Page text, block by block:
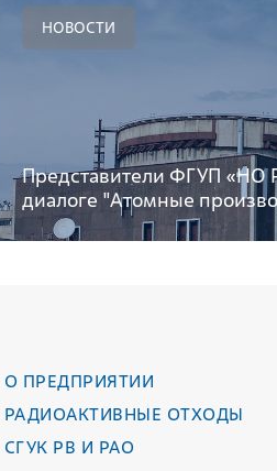
НОВОСТИ
Представители ФГУП «НО
диалоге "Атомные
О ПРЕДПРИЯТИИ
РАДИОАКТИВНЫЕ ОТХОДЫ
СГУК РВ И РАО